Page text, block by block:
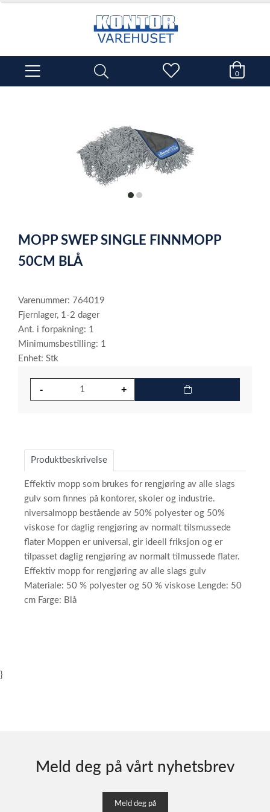
0
itemitem
of
2
MOPP SWEP SINGLE FINNMOPP
50CM BLÅ
Varenummer: 764019
Fjernlager, 1-2 dager
Ant. i forpakning: 1
Minimumsbestilling: 1
Enhet: Stk
Produktbeskrivelse
Effektiv mopp som brukes for rengjøring av alle slags
gulv som finnes på kontorer, skoler og industrie.
niversalmopp bestående av 50% polyester og 50%
viskose for daglig rengjøring av normalt tilsmussede
flater Moppen er universal, gir ideell friksjon og er
tilpasset daglig rengjøring av normalt tilmussede flater.
Effektiv mopp for rengjøring av alle slags gulv
Materiale: 50 % polyester og 50 % viskose Lengde: 50
cm Farge: Blå
}
Meld deg på vårt nyhetsbrev
Meld deg på